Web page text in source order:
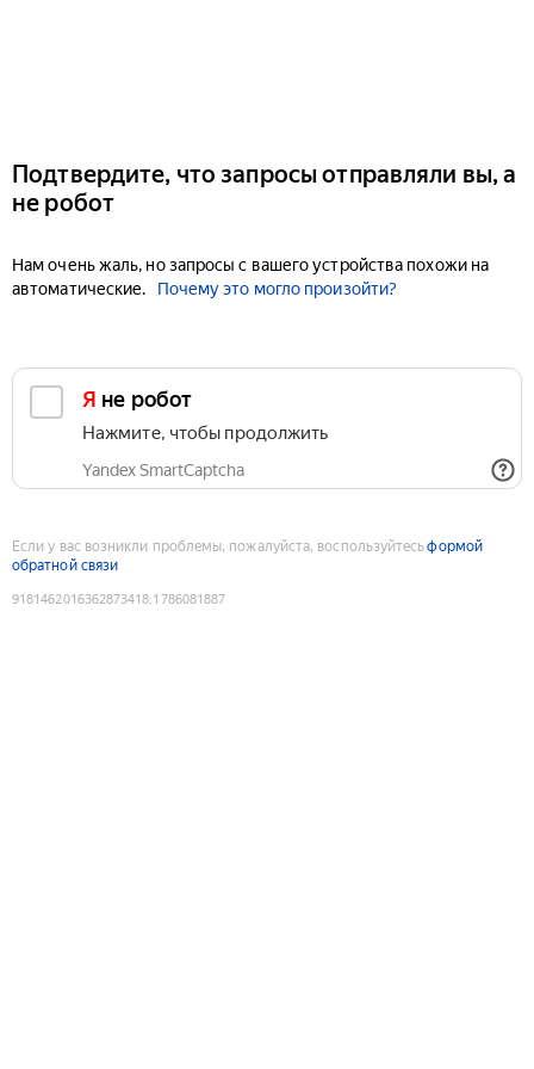
Подтвердите, что запросы отправляли вы, а
не робот
Нам очень жаль, но запросы с вашего устройства похожи на
автоматические.
Почему это могло произойти?
Я не робот
Нажмите, чтобы продолжить
Yandex SmartCaptcha
Если у вас возникли проблемы, пожалуйста, воспользуйтесьформой
обратной связи
9181462016362873418:1786081887